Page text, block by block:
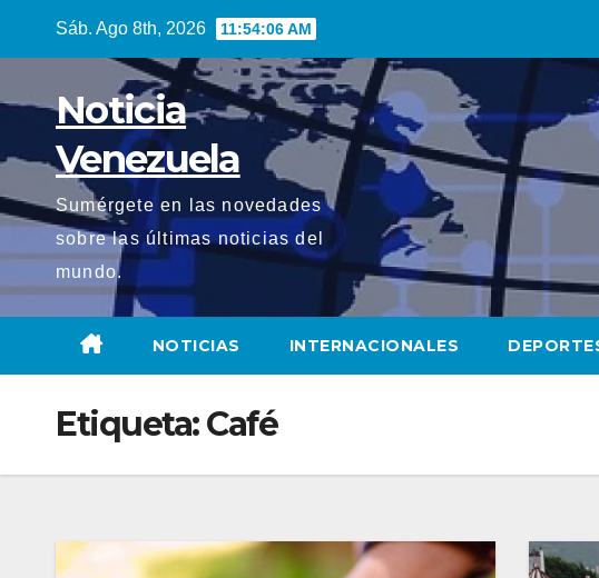
Sáb. Ago 8th, 2026 11:54:08 AM
Noticia
Venezuela
Sumérgete en las novedades
sobre las últimas noticias del
mundo.
NOTICIAS INTERNACIONALES
Etiqueta:Café